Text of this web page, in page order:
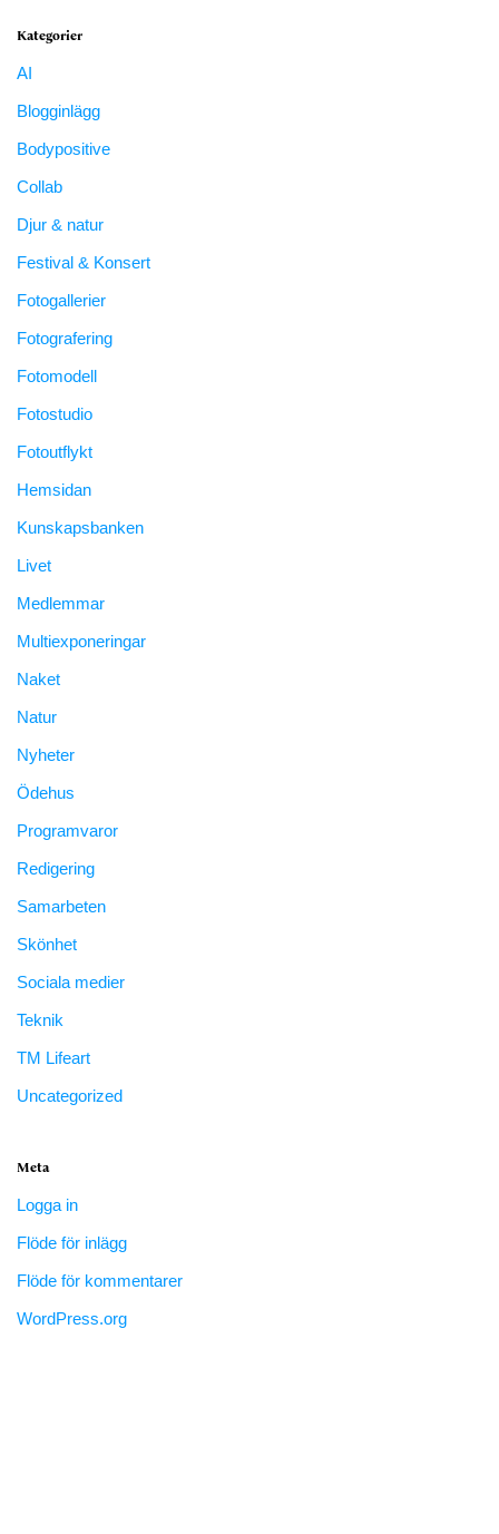
Kategorier
AI
Blogginlägg
Bodypositive
Collab
Djur & natur
Festival & Konsert
Fotogallerier
Fotografering
Fotomodell
Fotostudio
Fotoutflykt
Hemsidan
Kunskapsbanken
Livet
Medlemmar
Multiexponeringar
Naket
Natur
Nyheter
Ödehus
Programvaror
Redigering
Samarbeten
Skönhet
Sociala medier
Teknik
TM Lifeart
Uncategorized
Meta
Logga in
Flöde för inlägg
Flöde för kommentarer
WordPress.org